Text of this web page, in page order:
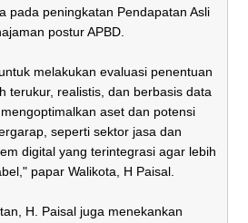
pada peningkatan Pendapatan Asli
postur APBD.
melakukan evaluasi penentuan
terukur, realistis, dan berbasis data
aset dan potensi
seperti sektor jasa dan
digital yang terintegrasi agar lebih
papar Walikota, H Paisal.
H. Paisal juga menekankan